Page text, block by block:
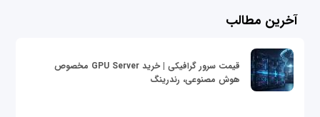
آخرین مطالب
قیمت سرور گرافیکی | خرید GPU Server مخصوص
هوش مصنوعی، رندرینگ